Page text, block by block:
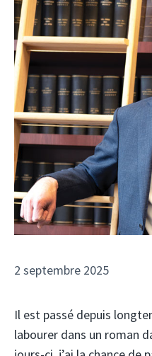
2 septembre 2025
Il est passé depuis
labourer dans un roman